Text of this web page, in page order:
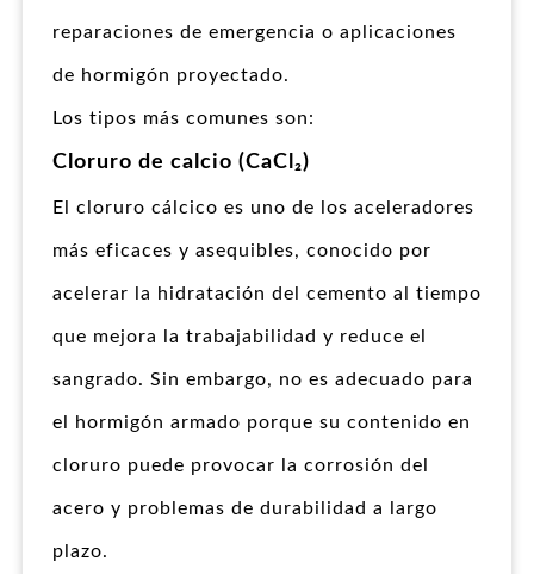
reparaciones de emergencia o aplicaciones
de hormigón proyectado.
Los tipos más comunes son:
Cloruro de calcio (CaCl₂)
El cloruro cálcico es uno de los aceleradores
más eficaces y asequibles, conocido por
acelerar la hidratación del cemento al tiempo
que mejora la trabajabilidad y reduce el
sangrado. Sin embargo, no es adecuado para
el hormigón armado porque su contenido en
cloruro puede provocar la corrosión del
acero y problemas de durabilidad a largo
plazo.